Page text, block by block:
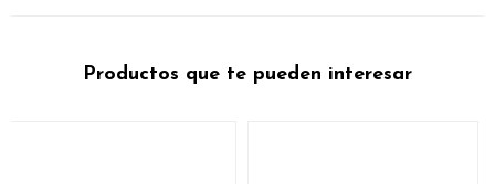
Productos que te pueden interesar